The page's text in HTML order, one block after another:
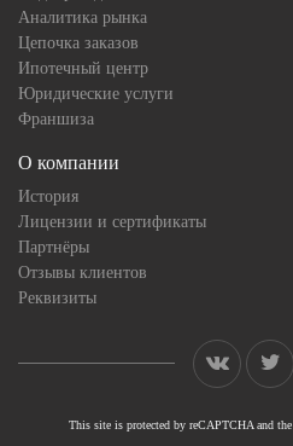
Аналитика рынка
Цепочка заказов
Ипотечный центр
Юридические услуги
Франшиза
О компании
История
Лицензии и сертификаты
Партнёры
Отзывы клиентов
Реквизиты
This site is protected by reCAPTCHA and the